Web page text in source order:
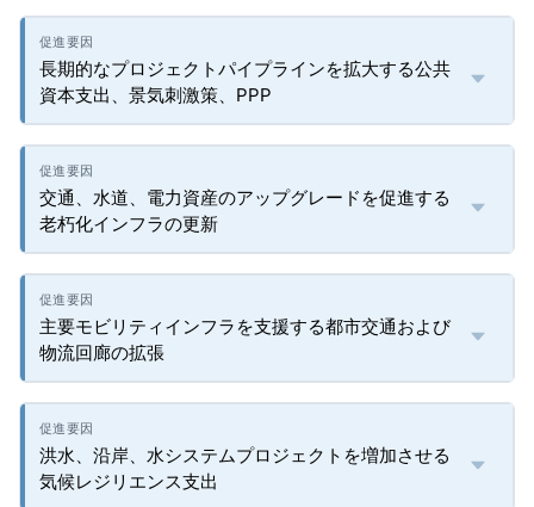
長期的なプロジェクトパイプラインを拡大する公共
資本支出、景気刺激策、PPP
交通、水道、電力資産のアップグレードを促進する
老朽化インフラの更新
主要モビリティインフラを支援する都市交通および
物流回廊の拡張
洪水、沿岸、水システムプロジェクトを増加させる
気候レジリエンス支出